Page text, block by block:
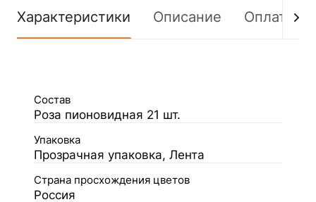
Характеристики Описание Оплата
Состав
Роза пионовидная 21 шт.
Упаковка
Прозрачная упаковка, Лента
Страна просхождения цветов
Россия